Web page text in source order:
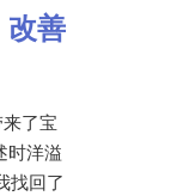
改善
了宝
时洋溢
找回了